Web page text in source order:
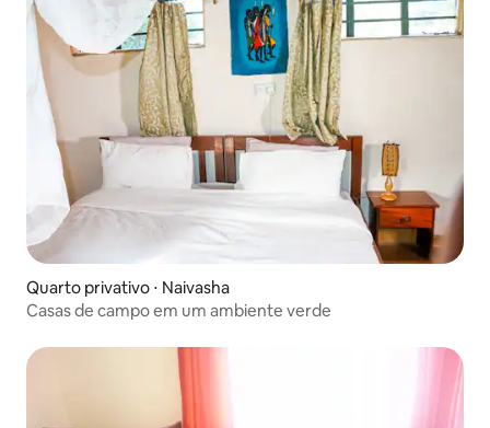
Quarto privativo ⋅ Naivasha
Casas de campo em um ambiente verde